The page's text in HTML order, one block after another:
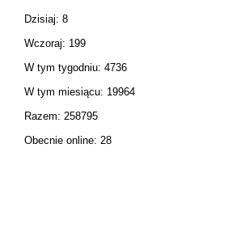
Dzisiaj: 8
Wczoraj: 199
W tym tygodniu: 4736
W tym miesiącu: 19964
Razem: 258795
Obecnie online: 28